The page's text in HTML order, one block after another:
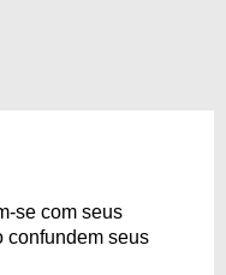
se com seus
confundem seus